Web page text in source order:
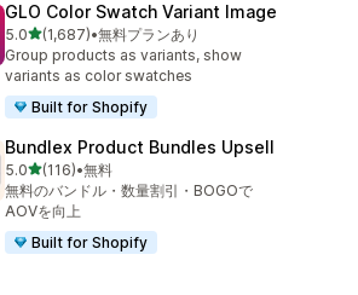
GLO Color Swatch Variant Image
5.05つ星中
(1,687)
合計レビュー数：1687件
•無料プランあり
Group products as variants, show
variants as color swatches
Built for Shopify
Bundlex Product Bundles Upsell
5.05つ星中
(116)
合計レビュー数：116件
•無料
無料のバンドル・数量割引・BOGOで
AOVを向上
Built for Shopify